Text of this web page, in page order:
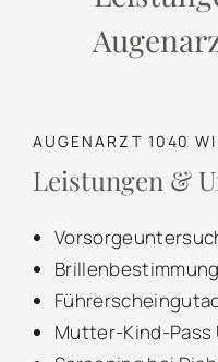
AUGENARZT 1040
Leistungen &
Brillenbestimmung
Mutter-Kind-